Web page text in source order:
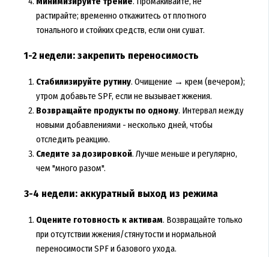
растирайте; временно откажитесь от плотного
тонального и стойких средств, если они сушат.
1-2 недели: закрепить переносимость
Стабилизируйте рутину. Очищение → крем (вечером);
утром добавьте SPF, если не вызывает жжения.
Возвращайте продукты по одному. Интервал между
новыми добавлениями - несколько дней, чтобы
отследить реакцию.
Следите за дозировкой. Лучше меньше и регулярно,
чем "много разом".
3-4 недели: аккуратный выход из режима
Оцените готовность к активам. Возвращайте только
при отсутствии жжения/стянутости и нормальной
переносимости SPF и базового ухода.